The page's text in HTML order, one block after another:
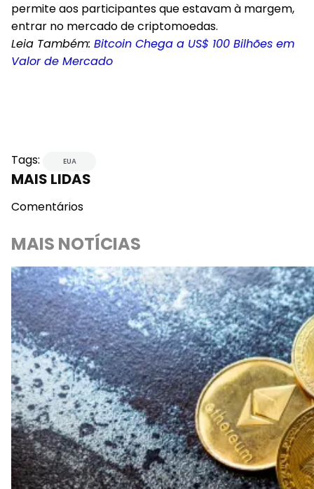
permite aos participantes que estavam à margem,
entrar no mercado de criptomoedas.
Leia Também: Bitcoin Chega a US$ 100 Bilhões em
Valor de Mercado
Tags: EUA
MAIS LIDAS
Comentários
MAIS NOTÍCIAS